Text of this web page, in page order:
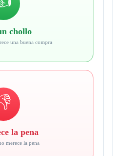
chollo
una buena compra
la pena
merece la pena